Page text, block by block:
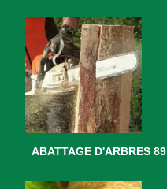
ABATTAGE D'ARBRES 89